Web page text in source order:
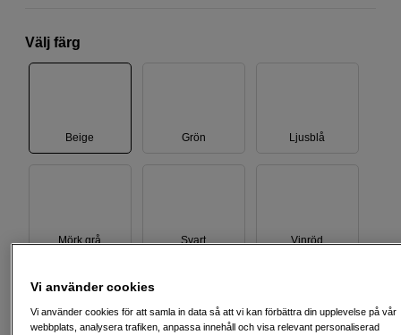
Välj färg
Beige Grön Ljusblå
Mörk grå Svart Vinröd
2 790 SEK
Vi använder cookies
Vi använder cookies för att samla in data så att vi kan förbättra din upplevelse på vår
webbplats, analysera trafiken, anpassa innehåll och visa relevant personaliserad